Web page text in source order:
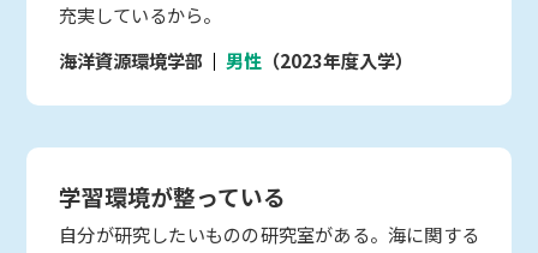
充実しているから。
海洋資源環境学部
男性 （2023年度入学）
学習環境が整っている
自分が研究したいものの研究室がある。海に関する